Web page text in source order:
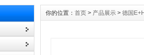
你的位置： 首页 > 产品展示 > 德国